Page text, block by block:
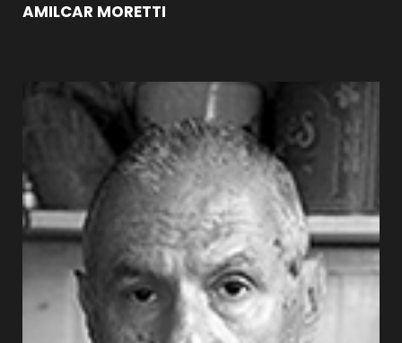
AMILCAR MORETTI